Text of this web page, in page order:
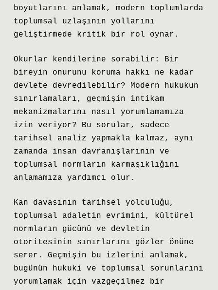
boyutlarını anlamak, modern toplumlarda
toplumsal uzlaşının yollarını
geliştirmede kritik bir rol oynar.
Okurlar kendilerine sorabilir: Bir
bireyin onurunu koruma hakkı ne kadar
devlete devredilebilir? Modern hukukun
sınırlamaları, geçmişin intikam
mekanizmalarını nasıl yorumlamamıza
izin veriyor? Bu sorular, sadece
tarihsel analiz yapmakla kalmaz, aynı
zamanda insan davranışlarının ve
toplumsal normların karmaşıklığını
anlamamıza yardımcı olur.
Kan davasının tarihsel yolculuğu,
toplumsal adaletin evrimini, kültürel
normların gücünü ve devletin
otoritesinin sınırlarını gözler önüne
serer. Geçmişin bu izlerini anlamak,
bugünün hukuki ve toplumsal sorunlarını
yorumlamak için vazgeçilmez bir